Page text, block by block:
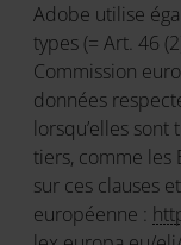
Adobe utilise
types (= Art. 46
Commission
données
lorsqu’elles sont
tiers, comme les
sur ces clauses
européenne :